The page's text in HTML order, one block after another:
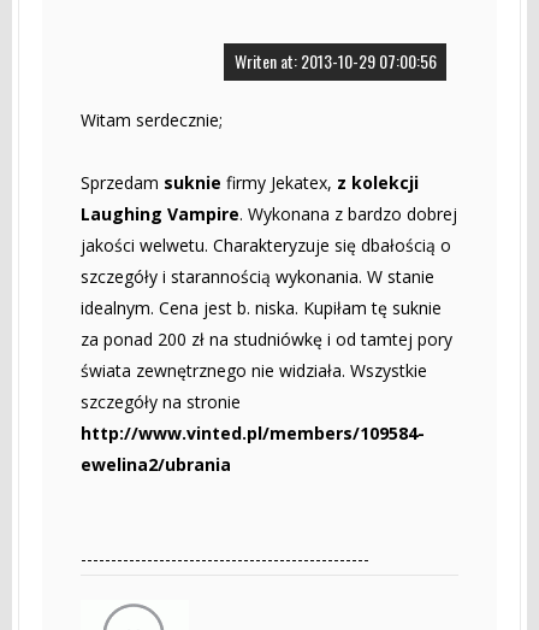
Writen at: 2013-10-29 07:00:56
Witam serdecznie;
Sprzedam suknie firmy Jekatex, z kolekcji
Laughing Vampire. Wykonana z bardzo dobrej
jakości welwetu. Charakteryzuje się dbałością o
szczegóły i starannością wykonania. W stanie
idealnym. Cena jest b. niska. Kupiłam tę suknie
za ponad 200 zł na studniówkę i od tamtej pory
świata zewnętrznego nie widziała. Wszystkie
szczegóły na stronie
http://www.vinted.pl/members/109584-
ewelina2/ubrania
------------------------------------------------